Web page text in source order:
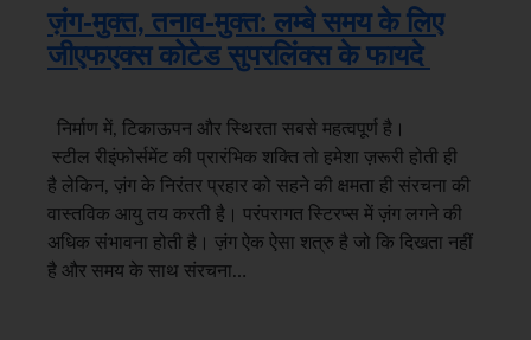
ज़ंग-मुक्त, तनाव-मुक्त: लम्बे समय के लिए
जीएफएक्स कोटेड सुपरलिंक्स के फायदे
निर्माण में, टिकाऊपन और स्थिरता सबसे महत्वपूर्ण है।
स्टील रीइंफोर्समेंट की प्रारंभिक शक्ति तो हमेशा ज़रूरी होती ही
है लेकिन, ज़ंग के निरंतर प्रहार को सहने की क्षमता ही संरचना की
वास्तविक आयु तय करती है। परंपरागत स्टिरप्स में ज़ंग लगने की
अधिक संभावना होती है। ज़ंग ऐक ऐसा शत्रु है जो कि दिखता नहीं
है और समय के साथ संरचना…